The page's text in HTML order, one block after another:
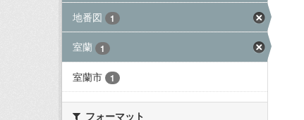
地番図 1
室蘭 1
室蘭市 1
フォーマット